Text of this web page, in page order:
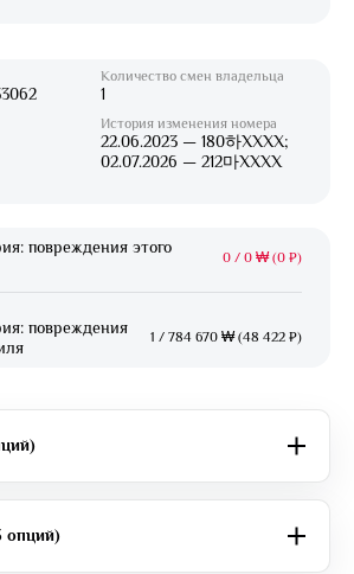
Количество смен владельца
1
История изменения номера
22.06.2023 — 180하XXXX;
02.07.2026 — 212마XXXX
повреждения этого
0 / 0 ₩ (0 ₽)
повреждения
1 / 784 670 ₩ (48 422 ₽)
опций)